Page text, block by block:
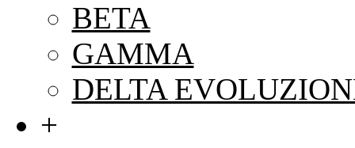
BETA
GAMMA
DELTA
+